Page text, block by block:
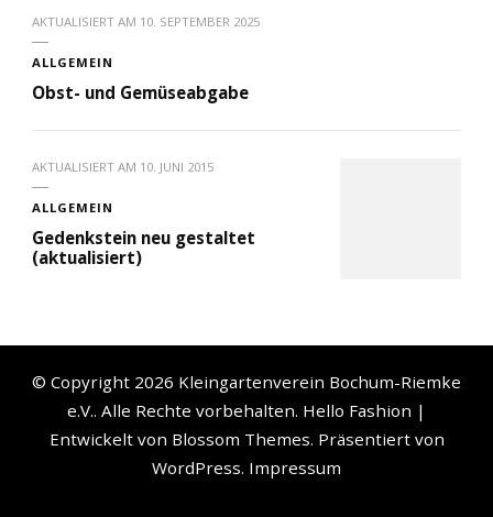
AKTUALISIERT AM 10. SEPTEMBER 2025
ALLGEMEIN
Obst- und Gemüseabgabe
AKTUALISIERT AM 10. JUNI 2015
ALLGEMEIN
Gedenkstein neu gestaltet
(aktualisiert)
© Copyright 2026 Kleingartenverein Bochum-Riemke
e.V.. Alle Rechte vorbehalten. Hello Fashion |
Entwickelt von Blossom Themes. Präsentiert von
WordPress. Impressum